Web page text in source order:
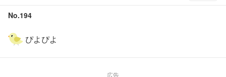
No.194
ぴよぴよ
広告